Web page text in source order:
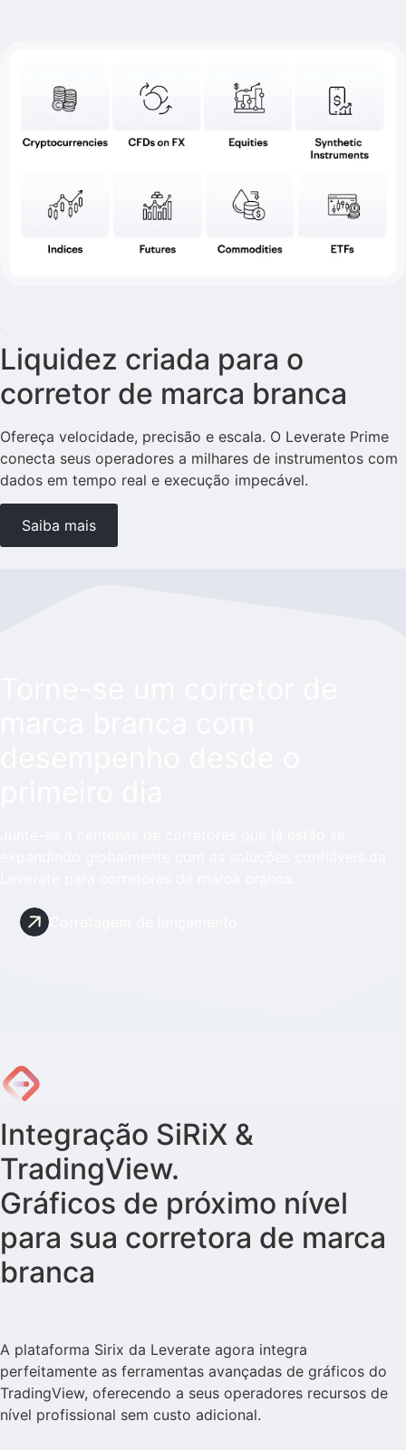
Liquidez criada para o
corretor de marca branca
Ofereça velocidade, precisão e escala. O Leverate Prime
conecta seus operadores a milhares de instrumentos com
dados em tempo real e execução impecável.
Saiba mais
Integração SiRiX &
TradingView.
Gráficos de próximo nível
para sua corretora de marca
branca
A plataforma Sirix da Leverate agora integra
perfeitamente as ferramentas avançadas de gráficos do
TradingView, oferecendo a seus operadores recursos de
nível profissional sem custo adicional.